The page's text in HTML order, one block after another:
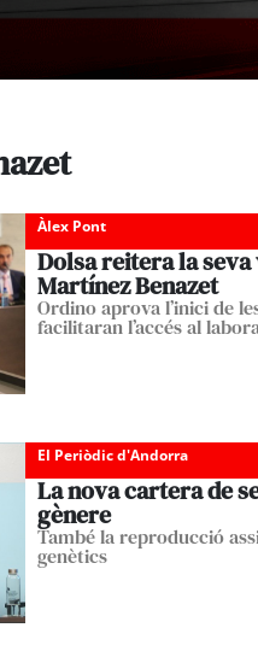
Àlex Pont
Dolsa reitera la
Martínez Benazet
Ordino aprova l’inici de
facilitaran l’accés al
El Periòdic d'Andorra
La nova cartera de
gènere
També la reproducció
genètics